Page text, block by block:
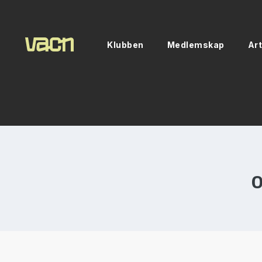
Klubben Medlemskap